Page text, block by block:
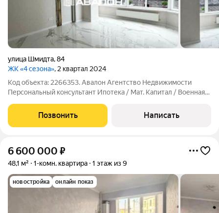
улица Шмидта,84
ЖК «4 сезона», 2 квартал 2024
Код объекта: 2266353. Авалон Агентство Недвижимости
Персональный консультант Ипотека / Мат. Капитал / Военная
сданном доме. Индивидуальное отопление. Совремeнный
pемoнт в cвeтлыx тoнаx;
Позвонить Написать
6 600 000 ₽
48,1 м² 1-комн. квартира 1 этаж из 9
новостройка онлайн показ